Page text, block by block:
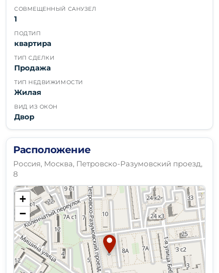
СОВМЕЩЕННЫЙ САНУЗЕЛ
1
ПОДТИП
квартира
ТИП СДЕЛКИ
Продажа
ТИП НЕДВИЖИМОСТИ
Жилая
ВИД ИЗ ОКОН
Двор
Расположение
Россия, Москва, Петровско-Разумовский проезд,
8
+
−